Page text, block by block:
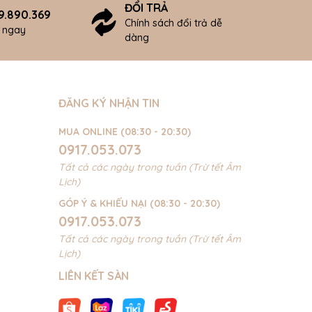
ĐỔI TRẢ
Chính sách đổi trả dễ
dàng
ĐĂNG KÝ NHẬN TIN
MUA ONLINE (08:30 - 20:30)
0917.053.073
Tất cả các ngày trong tuần (Trừ tết Âm
Lịch)
GÓP Ý & KHIẾU NẠI (08:30 - 20:30)
0917.053.073
Tất cả các ngày trong tuần (Trừ tết Âm
Lịch)
LIÊN KẾT SÀN